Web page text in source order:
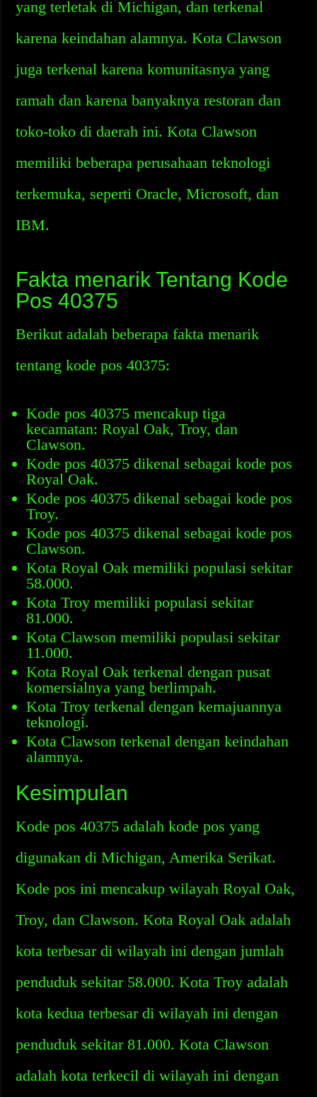
yang terletak di Michigan, dan terkenal
karena keindahan alamnya. Kota Clawson
juga terkenal karena komunitasnya yang
ramah dan karena banyaknya restoran dan
toko-toko di daerah ini. Kota Clawson
memiliki beberapa perusahaan teknologi
terkemuka, seperti Oracle, Microsoft, dan
IBM.
Fakta menarik Tentang Kode
Pos 40375
Berikut adalah beberapa fakta menarik
tentang kode pos 40375:
Kode pos 40375 mencakup tiga
kecamatan: Royal Oak, Troy, dan
Clawson.
Kode pos 40375 dikenal sebagai kode pos
Royal Oak.
Kode pos 40375 dikenal sebagai kode pos
Troy.
Kode pos 40375 dikenal sebagai kode pos
Clawson.
Kota Royal Oak memiliki populasi sekitar
58.000.
Kota Troy memiliki populasi sekitar
81.000.
Kota Clawson memiliki populasi sekitar
11.000.
Kota Royal Oak terkenal dengan pusat
komersialnya yang berlimpah.
Kota Troy terkenal dengan kemajuannya
teknologi.
Kota Clawson terkenal dengan keindahan
alamnya.
Kesimpulan
Kode pos 40375 adalah kode pos yang
digunakan di Michigan, Amerika Serikat.
Kode pos ini mencakup wilayah Royal Oak,
Troy, dan Clawson. Kota Royal Oak adalah
kota terbesar di wilayah ini dengan jumlah
penduduk sekitar 58.000. Kota Troy adalah
kota kedua terbesar di wilayah ini dengan
penduduk sekitar 81.000. Kota Clawson
adalah kota terkecil di wilayah ini dengan